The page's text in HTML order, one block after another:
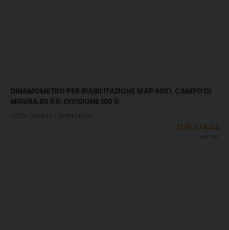
DINAMOMETRO PER RIABILITAZIONE MAP 80K1, CAMPO DI
MISURA 80 KG, DIVISIONE 100 G
KERN GmbH - Germany
EUR 374,44
IVA incl.